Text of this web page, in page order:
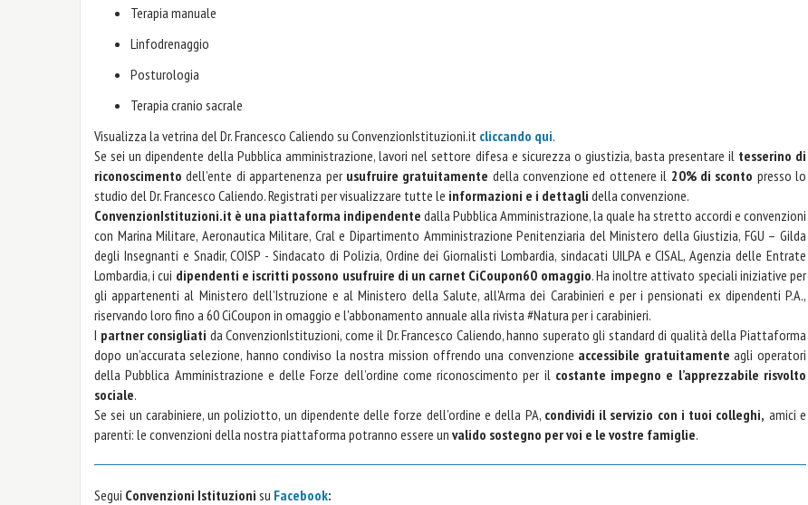
Terapia manuale
Linfodrenaggio
Posturologia
Terapia cranio sacrale
Visualizza la vetrina del Dr. Francesco Caliendo su ConvenzionIstituzioni.it cliccando qui.
Se sei un dipendente della Pubblica amministrazione, lavori nel settore difesa e sicurezza o giustizia, basta presentare il tesserino di
riconoscimentodell’ente di appartenenza per usufruire gratuitamente della convenzione ed ottenere il 20% di sconto presso lo
studio del Dr. Francesco Caliendo. Registrati per visualizzare tutte le informazioni e i dettagli della convenzione.
ConvenzionIstituzioni.it è una piattaforma indipendente dalla Pubblica Amministrazione, la quale ha stretto accordi e convenzioni
con Marina Militare, Aeronautica Militare, Cral e Dipartimento Amministrazione Penitenziaria del Ministero della Giustizia, FGU – Gilda
degli Insegnanti e Snadir, COISP - Sindacato di Polizia, Ordine dei Giornalisti Lombardia, sindacati UILPA e CISAL, Agenzia delle Entrate
Lombardia, i cui dipendenti e iscritti possono usufruire di un carnet CiCoupon60 omaggio. Ha inoltre attivato speciali iniziative per
gli appartenenti al Ministero dell’Istruzione e al Ministero della Salute, all'Arma dei Carabinieri e per i pensionati ex dipendenti P.A.,
riservando loro fino a 60 CiCoupon in omaggio e l'abbonamento annuale alla rivista #Natura per i carabinieri.
I partner consigliati da ConvenzionIstituzioni, come il Dr. Francesco Caliendo, hanno superato gli standard di qualità della Piattaforma
dopo un’accurata selezione, hanno condiviso la nostra mission offrendo una convenzione accessibile gratuitamente agli operatori
della Pubblica Amministrazione e delle Forze dell’ordine come riconoscimento per il costante impegno e l’apprezzabile risvolto
sociale.
Se sei un carabiniere, un poliziotto, un dipendente delle forze dell’ordine e della PA, condividi il servizio con i tuoi colleghi, amici e
parenti: le convenzioni della nostra piattaforma potranno essere un valido sostegno per voi e le vostre famiglie.
Segui Convenzioni Istituzioni su Facebook: